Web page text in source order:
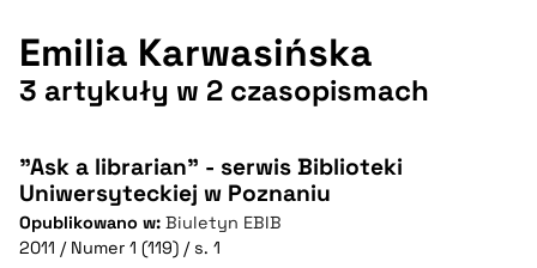
Emilia Karwasińska
3 artykuły w 2 czasopismach
"Ask a librarian" - serwis Biblioteki
Uniwersyteckiej w Poznaniu
Opublikowano w: Biuletyn EBIB
2011 / Numer 1 (119) / s. 1